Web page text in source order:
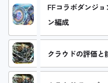
FFコラボダンジ
ン編成
クラウドの評価と